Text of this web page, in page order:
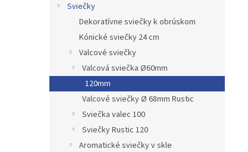
Sviečky
Dekoratívne sviečky k obrúskom
Kónické sviečky 24 cm
Valcové sviečky
Valcová sviečka Ø60mm
120mm
Valcové sviečky Ø 68mm Rustic
Sviečka valec 100
Sviečky Rustic 120
Aromatické sviečky v skle